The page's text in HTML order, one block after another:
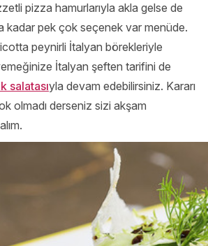
pizza hamurlarıyla akla gelse de
kadar pek çok seçenek var menüde.
peynirli İtalyan börekleriyle
İtalyan şeften tarifini de
salatasıyla devam edebilirsiniz. Kararı
olmadı derseniz sizi akşam